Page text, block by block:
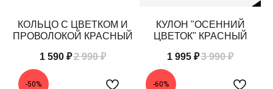
КОЛЬЦО С ЦВЕТКОМ И
ПРОВОЛОКОЙ КРАСНЫЙ
1 590 ₽2 990 ₽
КУЛОН "ОСЕННИЙ
ЦВЕТОК" КРАСНЫЙ
1 995 ₽3 990 ₽
-50% -60%